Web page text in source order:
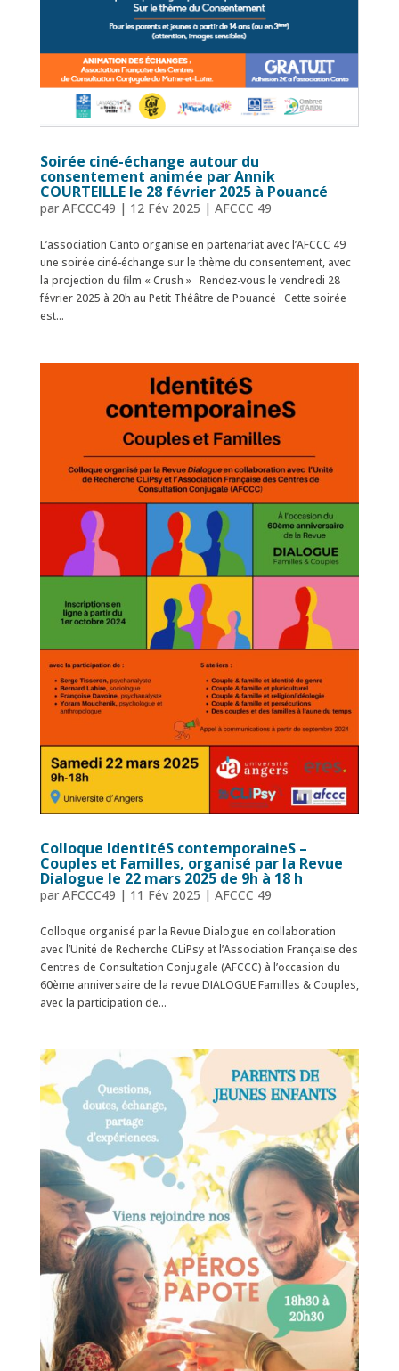
Soirée ciné-échange autour du
consentement animée par Annik
COURTEILLE le 28 février 2025 à Pouancé
par AFCCC49 | 12 Fév 2025 | AFCCC 49
L’association Canto organise en partenariat avec l’AFCCC 49
une soirée ciné-échange sur le thème du consentement, avec
la projection du film « Crush » Rendez-vous le vendredi 28
février 2025 à 20h au Petit Théâtre de Pouancé Cette soirée
est...
Colloque IdentitéS contemporaineS –
Couples et Familles, organisé par la Revue
Dialogue le 22 mars 2025 de 9h à 18 h
par AFCCC49 | 11 Fév 2025 | AFCCC 49
Colloque organisé par la Revue Dialogue en collaboration
avec l’Unité de Recherche CLiPsy et l’Association Française des
Centres de Consultation Conjugale (AFCCC) à l’occasion du
60ème anniversaire de la revue DIALOGUE Familles & Couples,
avec la participation de...